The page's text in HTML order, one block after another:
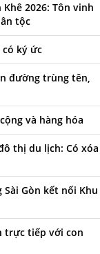
2026: Tôn vinh
tộc
ký ức
đường trùng tên,
và hàng hóa
thị du lịch: Có xóa
Gòn kết nối Khu
trực tiếp với con